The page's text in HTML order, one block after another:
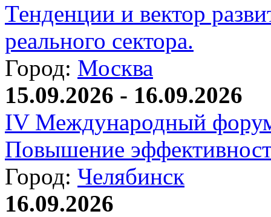
Тенденции и вектор
реального сектора.
Город: Москва
15.09.2026 - 16.09.2026
IV Международный
Повышение
Город: Челябинск
16.09.2026